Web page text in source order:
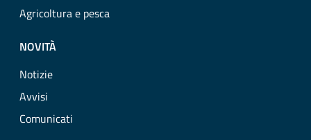
Agricoltura e pesca
NOVITÀ
Notizie
Avvisi
Comunicati